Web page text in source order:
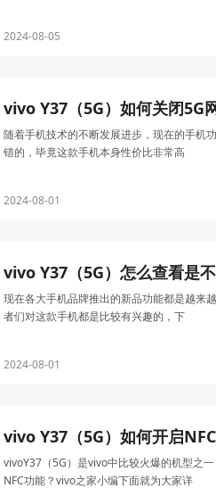
2024-08-05
vivo Y37（5G）如何关闭5G
随着手机技术的不断发展进步，现在的手机
错的，毕竟这款手机本身性价比非常高
2024-08-01
vivo Y37（5G）怎么查看是
现在各大手机品牌推出的新品功能都是越来
者们对这款手机都是比较有兴趣的，下
2024-08-01
vivo Y37（5G）如何开启
vivoY37（5G）是vivo中比较火爆的机型之
NFC功能？vivo之家小编下面就为大家详